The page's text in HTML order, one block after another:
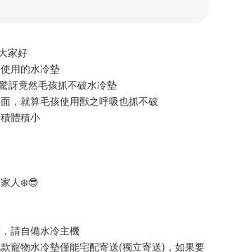
家好
用的水冷墊
訝竟然毛孩抓不破水冷墊
，就算毛孩使用獸之呼吸也抓不破
體積小
人❄️😎
請自備水冷主機
寵物水冷墊僅能宅配寄送(獨立寄送)，如果要